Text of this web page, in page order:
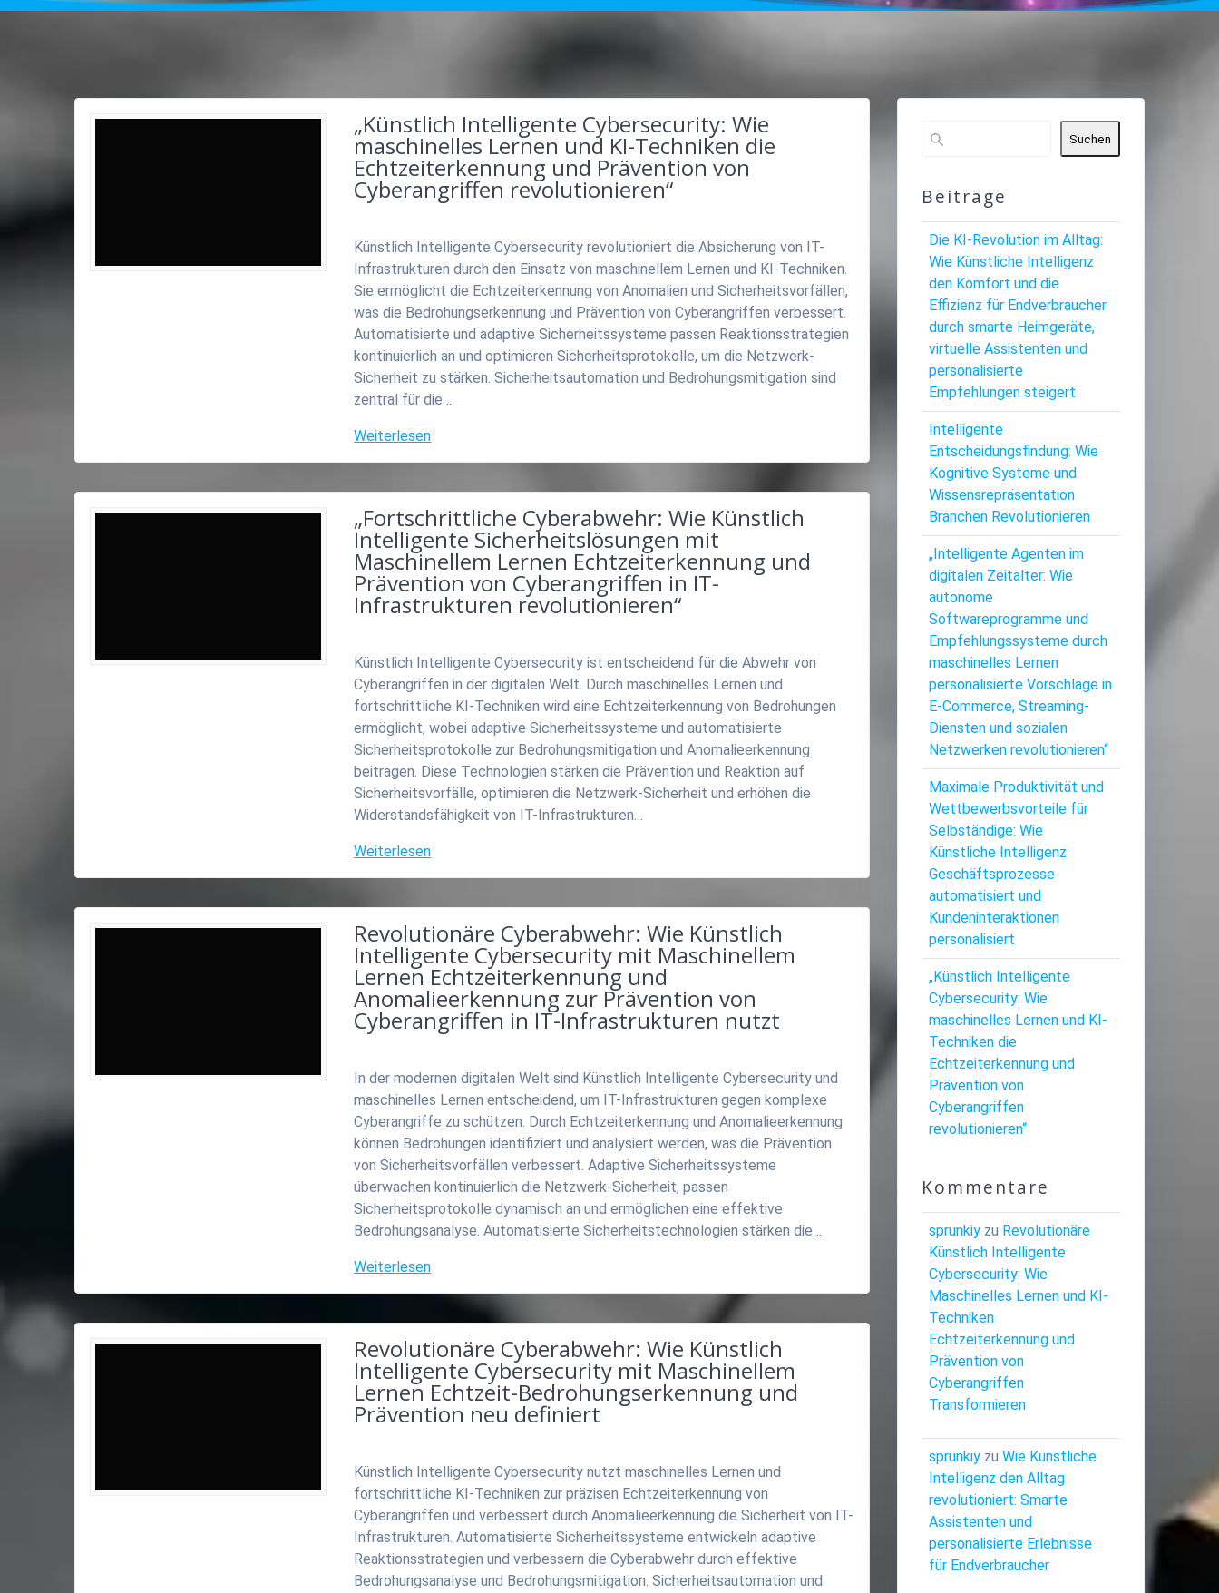
„Künstlich Intelligente Cybersecurity: Wie
maschinelles Lernen und KI-Techniken die
Echtzeiterkennung und Prävention von
Cyberangriffen revolutionieren“
Künstlich Intelligente Cybersecurity revolutioniert die Absicherung von IT-
Infrastrukturen durch den Einsatz von maschinellem Lernen und KI-Techniken.
Sie ermöglicht die Echtzeiterkennung von Anomalien und Sicherheitsvorfällen,
was die Bedrohungserkennung und Prävention von Cyberangriffen verbessert.
Automatisierte und adaptive Sicherheitssysteme passen Reaktionsstrategien
kontinuierlich an und optimieren Sicherheitsprotokolle, um die Netzwerk-
Sicherheit zu stärken. Sicherheitsautomation und Bedrohungsmitigation sind
zentral für die…
Weiterlesen
„Fortschrittliche Cyberabwehr: Wie Künstlich
Intelligente Sicherheitslösungen mit
Maschinellem Lernen Echtzeiterkennung und
Prävention von Cyberangriffen in IT-
Infrastrukturen revolutionieren“
Künstlich Intelligente Cybersecurity ist entscheidend für die Abwehr von
Cyberangriffen in der digitalen Welt. Durch maschinelles Lernen und
fortschrittliche KI-Techniken wird eine Echtzeiterkennung von Bedrohungen
ermöglicht, wobei adaptive Sicherheitssysteme und automatisierte
Sicherheitsprotokolle zur Bedrohungsmitigation und Anomalieerkennung
beitragen. Diese Technologien stärken die Prävention und Reaktion auf
Sicherheitsvorfälle, optimieren die Netzwerk-Sicherheit und erhöhen die
Widerstandsfähigkeit von IT-Infrastrukturen…
Weiterlesen
Revolutionäre Cyberabwehr: Wie Künstlich
Intelligente Cybersecurity mit Maschinellem
Lernen Echtzeiterkennung und
Anomalieerkennung zur Prävention von
Cyberangriffen in IT-Infrastrukturen nutzt
In der modernen digitalen Welt sind Künstlich Intelligente Cybersecurity und
maschinelles Lernen entscheidend, um IT-Infrastrukturen gegen komplexe
Cyberangriffe zu schützen. Durch Echtzeiterkennung und Anomalieerkennung
können Bedrohungen identifiziert und analysiert werden, was die Prävention
von Sicherheitsvorfällen verbessert. Adaptive Sicherheitssysteme
überwachen kontinuierlich die Netzwerk-Sicherheit, passen
Sicherheitsprotokolle dynamisch an und ermöglichen eine effektive
Bedrohungsanalyse. Automatisierte Sicherheitstechnologien stärken die…
Weiterlesen
Revolutionäre Cyberabwehr: Wie Künstlich
Intelligente Cybersecurity mit Maschinellem
Lernen Echtzeit-Bedrohungserkennung und
Prävention neu definiert
Künstlich Intelligente Cybersecurity nutzt maschinelles Lernen und
fortschrittliche KI-Techniken zur präzisen Echtzeiterkennung von
Cyberangriffen und verbessert durch Anomalieerkennung die Sicherheit von IT-
Infrastrukturen. Automatisierte Sicherheitssysteme entwickeln adaptive
Reaktionsstrategien und verbessern die Cyberabwehr durch effektive
Bedrohungsanalyse und Bedrohungsmitigation. Sicherheitsautomation und
Suchen
Beiträge
Die KI-Revolution im Alltag:
Wie Künstliche Intelligenz
den Komfort und die
Effizienz für Endverbraucher
durch smarte Heimgeräte,
virtuelle Assistenten und
personalisierte
Empfehlungen steigert
Intelligente
Entscheidungsfindung: Wie
Kognitive Systeme und
Wissensrepräsentation
Branchen Revolutionieren
„Intelligente Agenten im
digitalen Zeitalter: Wie
autonome
Softwareprogramme und
Empfehlungssysteme durch
maschinelles Lernen
personalisierte Vorschläge in
E-Commerce, Streaming-
Diensten und sozialen
Netzwerken revolutionieren“
Maximale Produktivität und
Wettbewerbsvorteile für
Selbständige: Wie
Künstliche Intelligenz
Geschäftsprozesse
automatisiert und
Kundeninteraktionen
personalisiert
„Künstlich Intelligente
Cybersecurity: Wie
maschinelles Lernen und KI-
Techniken die
Echtzeiterkennung und
Prävention von
Cyberangriffen
revolutionieren“
Kommentare
sprunkiyzu Revolutionäre
Künstlich Intelligente
Cybersecurity: Wie
Maschinelles Lernen und KI-
Techniken
Echtzeiterkennung und
Prävention von
Cyberangriffen
Transformieren
sprunkiyzu Wie Künstliche
Intelligenz den Alltag
revolutioniert: Smarte
Assistenten und
personalisierte Erlebnisse
für Endverbraucher